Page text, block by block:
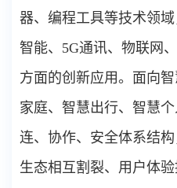
器、编程工具等技术领
智能、 5G通讯、物联网
方面的创新应用。面向
家庭、智慧出行、智慧
连、协作、安全体系结
生态相互割裂、用户体